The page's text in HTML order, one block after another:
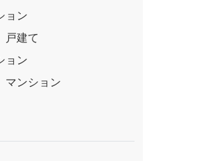
ョン
戸建て
ョン
ンション